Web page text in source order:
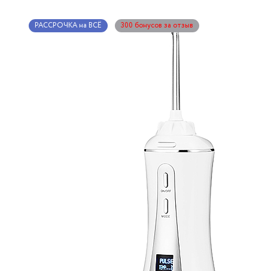
РАССРОЧКА на ВСЁ 300 бонусов за отзыв